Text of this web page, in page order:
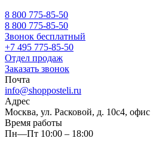
8 800 775-85-50
8 800 775-85-50
Звонок бесплатный
+7 495 775-85-50
Отдел продаж
Заказать звонок
Почта
info@shopposteli.ru
Адрес
Москва, ул. Расковой, д. 10с4, офис
Время работы
Пн—Пт 10:00 – 18:00